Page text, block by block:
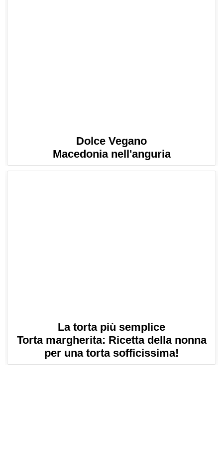
Dolce Vegano
Macedonia nell'anguria
La torta più semplice
Torta margherita: Ricetta della nonna
per una torta sofficissima!